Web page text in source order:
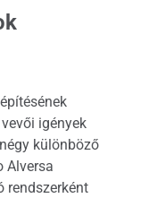
igények
különböző
Alversa
rendszerként